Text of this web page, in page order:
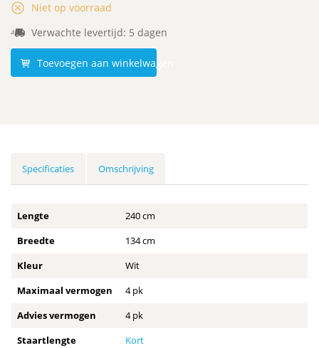
Niet op voorraad
Verwachte levertijd: 5 dagen
Toevoegen aan winkelwagen
Specificaties Omschrijving
Lengte
240 cm
Breedte
134 cm
Kleur
Wit
Maximaal vermogen
4 pk
Advies vermogen
4 pk
Staartlengte
Kort